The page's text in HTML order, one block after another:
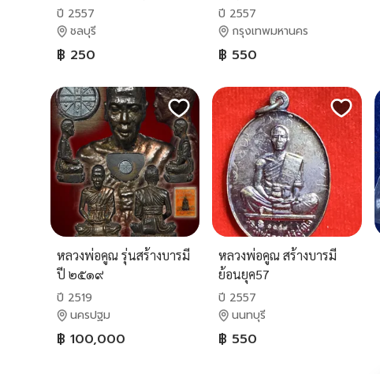
ปี 2557
ชลบุรี
฿ 250
ปี 2557
กรุงเทพมหานคร
฿ 550
หลวงพ่อคูณ รุ่นสร้างบารมี
ปี ๒๕๑๙
ปี 2519
นครปฐม
฿ 100,000
หลวงพ่อคูณ สร้างบารมี
ย้อนยุค57
ปี 2557
นนทบุรี
฿ 550